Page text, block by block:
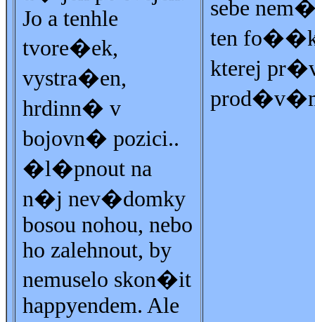
Jo a tenhle
tvore�ek,
vystra�en,
hrdinn� v
bojovn� pozici..
�l�pnout na
n�j nev�domky
bosou nohou, nebo
ho zalehnout, by
nemuselo skon�it
happyendem. Ale
sebe
ten
kterej